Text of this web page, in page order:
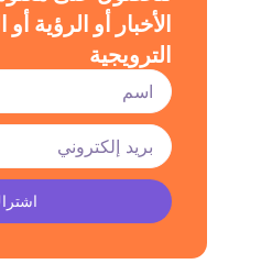
الأخبار أو الرؤية
الترويجية